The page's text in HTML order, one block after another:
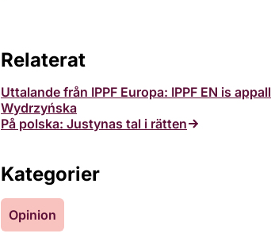
Relaterat
Uttalande från IPPF Europa: IPPF EN is
Wydrzyńska
På polska: Justynas tal i rätten
Kategorier
Opinion